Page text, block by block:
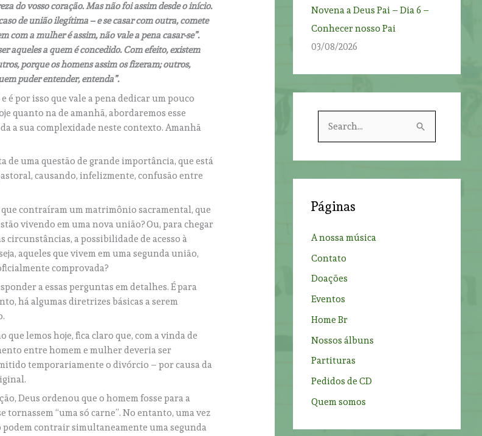
do vosso coração. Mas não foi assim desde o início.
de união ilegítima – e se casar com outra, comete
com a mulher é assim, não vale a pena casar-se”.
aqueles a quem é concedido. Com efeito, existem
porque os homens assim os fizeram; outros,
puder entender, entenda”.
é por isso que vale a pena dedicar um pouco
quanto na de amanhã, abordaremos esse
a sua complexidade neste contexto. Amanhã
de uma questão de grande importância, que está
causando, infelizmente, confusão entre
que contraíram um matrimônio sacramental, que
vivendo em uma nova união? Ou, para chegar
a possibilidade de acesso à
aqueles que vivem em uma segunda união,
comprovada?
a essas perguntas em detalhes. É para
há algumas diretrizes básicas a serem
lemos hoje, fica claro que, com a vinda de
entre homem e mulher deveria ser
temporariamente o divórcio – por causa da
Deus ordenou que o homem fosse para a
tornassem “uma só carne”. No entanto, uma vez
podem contrair simultaneamente uma segunda
Novena a Deus Pai – Dia 6 –
Conhecer nosso Pai
03/08/2026
h
:
Páginas
A nossa música
Contato
Doações
Eventos
Home Br
Nossos álbuns
Partituras
Pedidos de CD
Quem somos